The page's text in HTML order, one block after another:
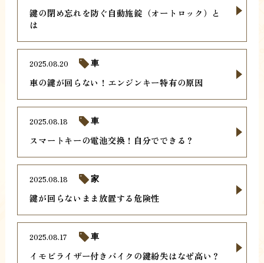
鍵の閉め忘れを防ぐ自動施錠（オートロック）と
は
車の鍵が回らない！エンジンキー特有の原因
2025.08.20 車
スマートキーの電池交換！自分でできる？
2025.08.18 車
鍵が回らないまま放置する危険性
2025.08.18 家
イモビライザー付きバイクの鍵紛失はなぜ高い？
2025.08.17 車